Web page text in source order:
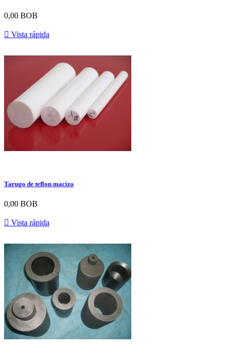
0,00 BOB
 Vista rápida
Tarugo de teflon macizo
0,00 BOB
 Vista rápida